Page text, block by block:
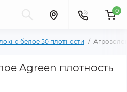
0
белое 50 плотности
Agreen плотность